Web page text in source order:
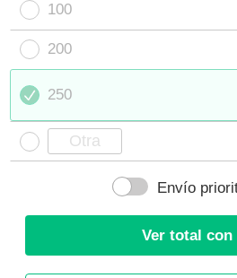
100
200
250
Envío
Ver total con